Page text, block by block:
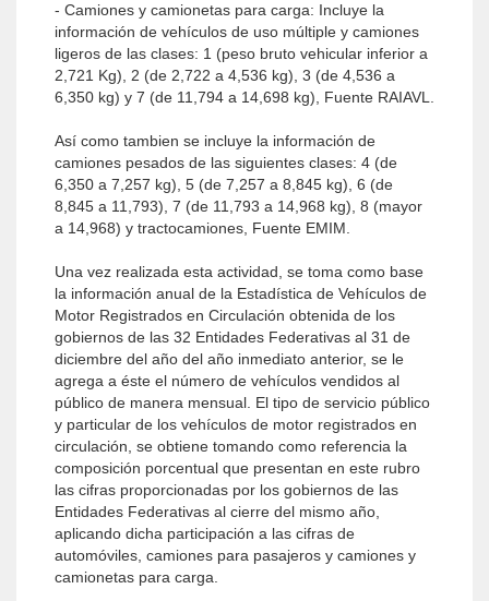
- Camiones y camionetas para carga: Incluye la
información de vehículos de uso múltiple y camiones
ligeros de las clases: 1 (peso bruto vehicular inferior a
2,721 Kg), 2 (de 2,722 a 4,536 kg), 3 (de 4,536 a
6,350 kg) y 7 (de 11,794 a 14,698 kg), Fuente RAIAVL.
Así como tambien se incluye la información de
camiones pesados de las siguientes clases: 4 (de
6,350 a 7,257 kg), 5 (de 7,257 a 8,845 kg), 6 (de
8,845 a 11,793), 7 (de 11,793 a 14,968 kg), 8 (mayor
a 14,968) y tractocamiones, Fuente EMIM.
Una vez realizada esta actividad, se toma como base
la información anual de la Estadística de Vehículos de
Motor Registrados en Circulación obtenida de los
gobiernos de las 32 Entidades Federativas al 31 de
diciembre del año del año inmediato anterior, se le
agrega a éste el número de vehículos vendidos al
público de manera mensual. El tipo de servicio público
y particular de los vehículos de motor registrados en
circulación, se obtiene tomando como referencia la
composición porcentual que presentan en este rubro
las cifras proporcionadas por los gobiernos de las
Entidades Federativas al cierre del mismo año,
aplicando dicha participación a las cifras de
automóviles, camiones para pasajeros y camiones y
camionetas para carga.